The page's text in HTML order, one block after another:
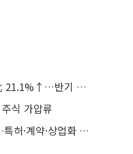
보령, 상반기 영업익 440억, 전년比 21.1%↑…반기 역대 최대
식 가압류
알테오젠, 올해만 1.8조 기술수출…특허·계약·상업화 ‘삼박자’